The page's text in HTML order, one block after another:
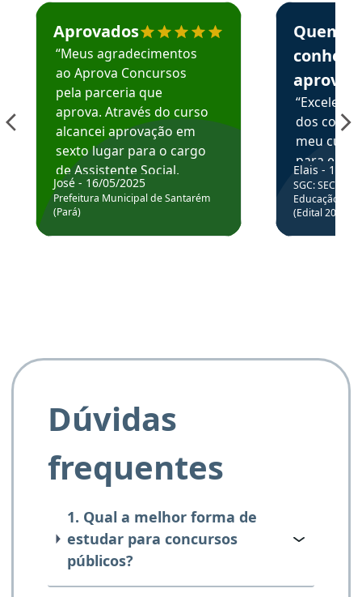
Estudante José recomenda o Aprova Concursos em
Aprovados
“Meus agradecimentos
ao Aprova Concursos
pela parceria que
aprova. Através do curso
alcancei aprovação em
sexto lugar para o cargo
de Assistente Social.
Hoje estou atuando na
Prefeitura de Santarém.
José - 16/05/2025
Prefeitura Municipal de Santarém
(Pará)
Estudante
Quem
aprova
dos
meu
para
colocar
através
de
Elais - 15/
SGC: SEC BA
Educação
(Edital
Dúvidas
frequentes
1. Qual a melhor forma de
estudar para concursos
públicos?